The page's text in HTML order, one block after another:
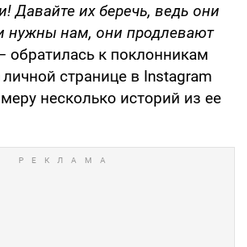
Давайте их беречь, ведь они
нужны нам, они продлевают
обратилась к поклонникам
странице в Instagram
несколько историй из ее